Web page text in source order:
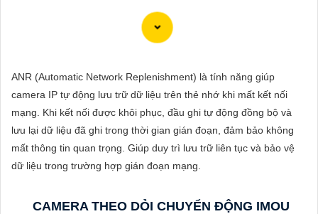
VẤN
DỊCH
VỤ
ANR (Automatic Network Replenishment) là tính năng giúp
camera IP tự động lưu trữ dữ liệu trên thẻ nhớ khi mất kết nối
mạng. Khi kết nối được khôi phục, đầu ghi tự động đồng bộ và
lưu lại dữ liệu đã ghi trong thời gian gián đoạn, đảm bảo không
mất thông tin quan trọng. Giúp duy trì lưu trữ liên tục và bảo vệ
dữ liệu trong trường hợp gián đoạn mạng.
CAMERA THEO DỎI CHUYỂN ĐỘNG IMOU